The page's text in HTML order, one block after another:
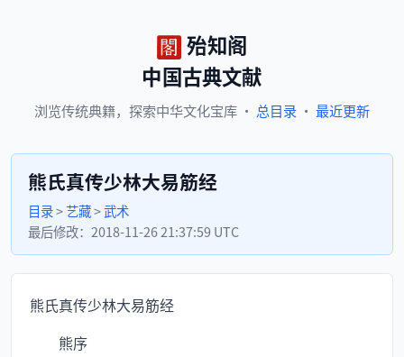
殆知阁
中国古典文献
浏览传统典籍， 探索中华文化宝库 · 总目录 · 最近更新
熊氏真传少林大易筋经
目录>艺藏>武术
最后修改： 2018-11-26 21:37:59 UTC
熊氏真传少林大易筋经
熊序